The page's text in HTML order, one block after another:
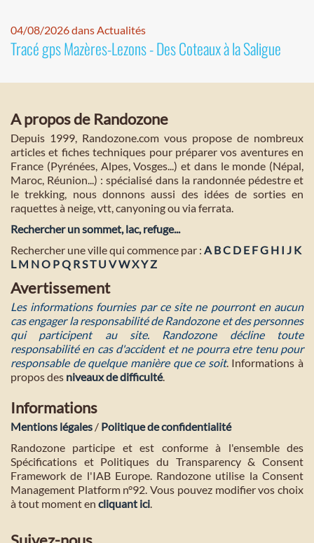
04/08/2026 dans Actualités
Tracé gps Mazères-Lezons - Des Coteaux à la Saligue
A propos de Randozone
Depuis 1999, Randozone.com vous propose de nombreux
articles et fiches techniques pour préparer vos aventures en
France (Pyrénées, Alpes, Vosges...) et dans le monde (Népal,
Maroc, Réunion...) : spécialisé dans la randonnée pédestre et
le trekking, nous donnons aussi des idées de sorties en
raquettes à neige, vtt, canyoning ou via ferrata.
Rechercher un sommet, lac, refuge...
Rechercher une ville qui commence par : A BC D E FG H I J K
L M NO PQ RST U VWXYZ
Avertissement
Les informations fournies par ce site ne pourront en aucun
cas engager la responsabilité de Randozone et des personnes
qui participent au site. Randozone décline toute
responsabilité en cas d'accident et ne pourra etre tenu pour
responsable de quelque manière que ce soit. Informations à
propos des niveaux de difficulté.
Informations
Mentions légales / Politique de confidentialité
Randozone participe et est conforme à l'ensemble des
Spécifications et Politiques du Transparency & Consent
Framework de l'IAB Europe. Randozone utilise la Consent
Management Platform n°92. Vous pouvez modifier vos choix
à tout moment en cliquant ici.